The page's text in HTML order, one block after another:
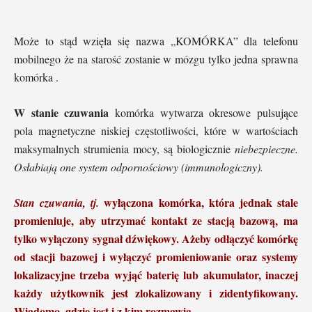
Może to stąd wzięła się nazwa „KOMÓRKA” dla telefonu
mobilnego że na starość zostanie w mózgu tylko jedna sprawna
komórka .
W stanie czuwania komórka wytwarza okresowe pulsujące
pola magnetyczne niskiej częstotliwości, które w wartościach
maksymalnych strumienia mocy, są biologicznie niebezpieczne.
Osłabiają one system odpornościowy (immunologiczny).
Stan czuwania, tj. wyłączona komórka, która jednak stale
promieniuje, aby utrzymać kontakt ze stacją bazową, ma
tylko wyłączony sygnał dźwiękowy. Ażeby odłączyć komórkę
od stacji bazowej i wyłączyć promieniowanie oraz systemy
lokalizacyjne trzeba wyjąć baterię lub akumulator, inaczej
każdy użytkownik jest zlokalizowany i zidentyfikowany.